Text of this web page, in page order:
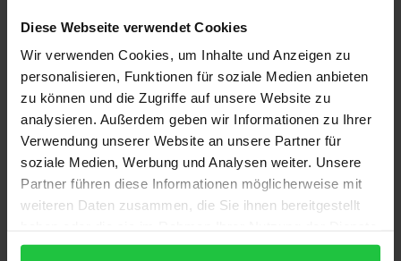
Diese Webseite verwendet Cookies
Wir verwenden Cookies, um Inhalte und Anzeigen zu
personalisieren, Funktionen für soziale Medien anbieten
zu können und die Zugriffe auf unsere Website zu
analysieren. Außerdem geben wir Informationen zu Ihrer
Verwendung unserer Website an unsere Partner für
soziale Medien, Werbung und Analysen weiter. Unsere
Partner führen diese Informationen möglicherweise mit
weiteren Daten zusammen, die Sie ihnen bereitgestellt
gesammelt haben.
einmischen, gibt es fast immer Streit. Kritikern
dieser Autoren wird bis in die Gegenwart
vorgeworfen, dass die eigentlichen Gründe ihres
literarischen Urteils – mitunter ihnen selbst gar nicht
bewusst – im politischen Bereich zu suchen seien.
Obwohl diese Behauptung seit Jahren im Raum
steht, gab es bislang keine umfassende
Untersuchung zu dieser Thematik. So auch nicht zu